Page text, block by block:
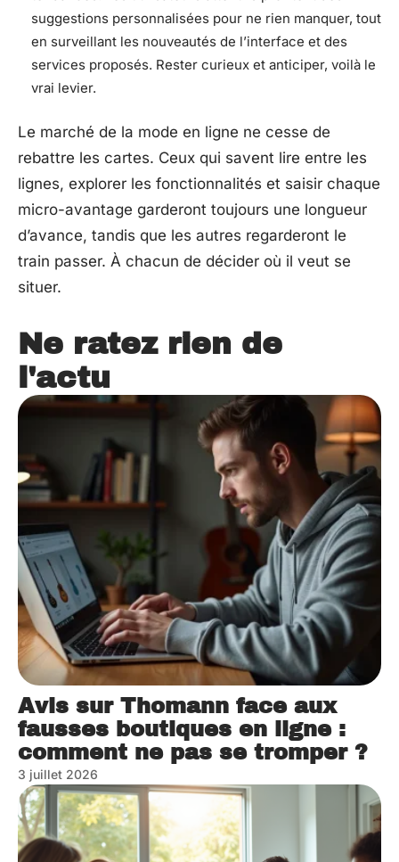
suggestions personnalisées pour ne rien manquer, tout
en surveillant les nouveautés de l’interface et des
services proposés. Rester curieux et anticiper, voilà le
vrai levier.
Le marché de la mode en ligne ne cesse de
rebattre les cartes. Ceux qui savent lire entre les
lignes, explorer les fonctionnalités et saisir chaque
micro-avantage garderont toujours une longueur
d’avance, tandis que les autres regarderont le
train passer. À chacun de décider où il veut se
situer.
Ne ratez rien de
l'actu
Avis sur Thomann face aux
fausses boutiques en ligne :
comment ne pas se tromper ?
3 juillet 2026